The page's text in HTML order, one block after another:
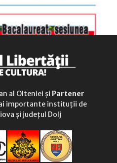
al Olteniei și Partener
importante instituții de
și județul Dolj